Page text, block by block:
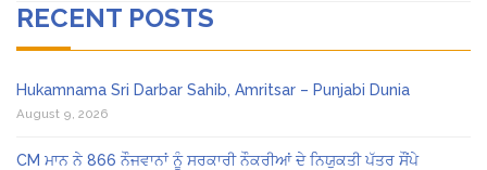
RECENT POSTS
Hukamnama Sri Darbar Sahib, Amritsar – Punjabi Dunia
August 9, 2026
CM ਮਾਨ ਨੇ 866 ਨੌਜਵਾਨਾਂ ਨੂੰ ਸਰਕਾਰੀ ਨੌਕਰੀਆਂ ਦੇ ਨਿਯੁਕਤੀ ਪੱਤਰ ਸੌਂਪੇ